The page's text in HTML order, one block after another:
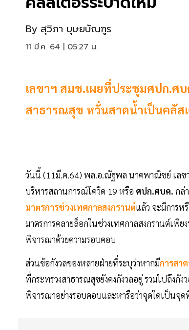
By สุวิภา บุษยบัณฑูร
11 มี.ค. 64 | 05:27 น.
เลขาฯ สมช.เผยที่ประชุมศปก.ศ
สาธารณสุข หวั่นสาดน้ำเป็นคลัส
วันนี้ (11มี.ค.64) พล.อ.ณัฐพล นาคพาณิชย์ เลข
บริหารสถานการณ์โควิด 19 หรือ ศปก.ศบค. กล่
มาตรการช่วงเทศกาลสงกรานต์แล้ว จะมีการห
มาตรการคลายล็อกในช่วงเทศกาลสงกรานต์เพีย
พิจารณาด้วยความรอบคอบ
ส่วนข้อกังวลของหลายฝ่ายที่ระบุว่าหากมีการสา
ที่กระทรวงสาธารณสุขยังคงกังวลอยู่ รวมไปถึงกั
พิจารณาอย่างรอบคอบและหารือว่าจุดใดเป็นจุ